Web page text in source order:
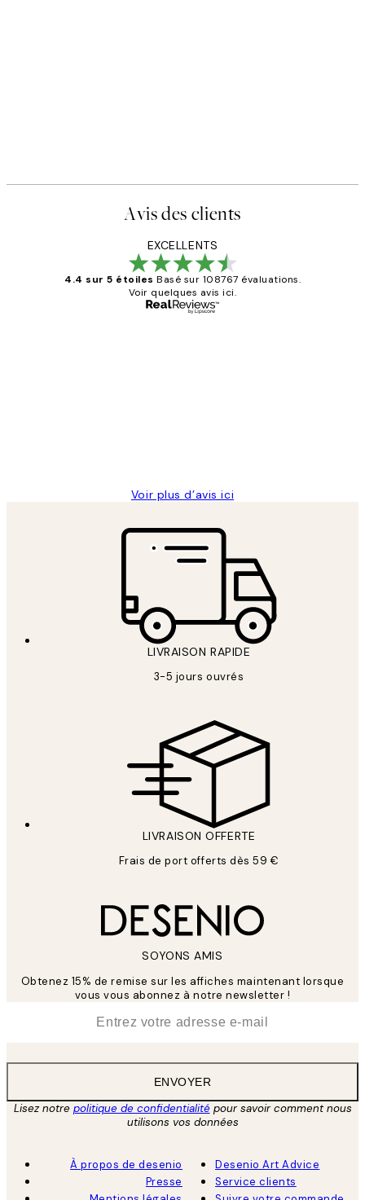
Avis des clients
EXCELLENTS
4.4 sur 5 étoiles Basé sur 108767 évaluations.
Voir quelques avis ici.
Voir plus d’avis ici
LIVRAISON RAPIDE
3-5 jours ouvrés
LIVRAISON OFFERTE
Frais de port offerts dès 59 €
SOYONS AMIS
Obtenez 15% de remise sur les affiches maintenant lorsque
vous vous abonnez à notre newsletter !
ENVOYER
Lisez notre politique de confidentialitépour savoir comment nous
utilisons vos données
À propos de desenio
Presse
Desenio Art Advice
Service clients